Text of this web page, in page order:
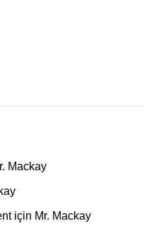
Mackay
için Mr. Mackay